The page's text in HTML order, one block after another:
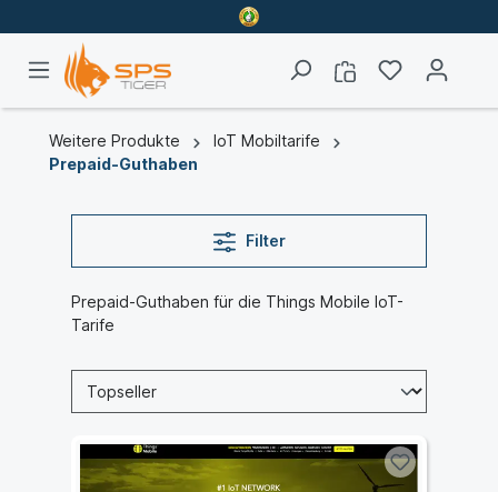
Weitere Produkte
IoT Mobiltarife
Prepaid-Guthaben
Filter
Prepaid-Guthaben für die Things Mobile IoT-
Tarife